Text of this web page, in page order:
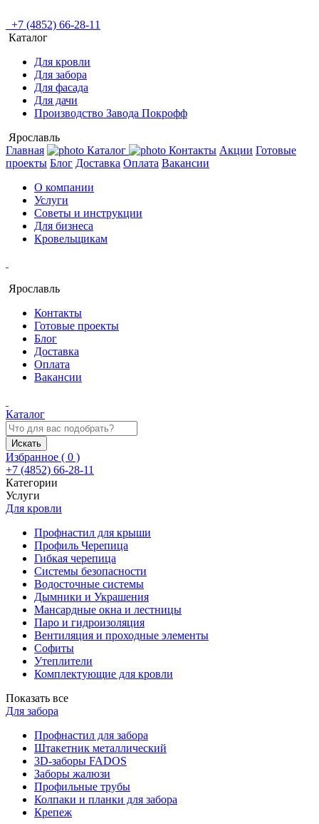
+7 (4852) 66-28-11
Каталог
Для кровли
Для забора
Для фасада
Для дачи
Производство Завода Покрофф
Ярославль
Главная
Каталог Контакты Акции Готовые
проекты Блог Доставка Оплата Вакансии
О компании
Услуги
Советы и инструкции
Для бизнеса
Кровельщикам
Ярославль
Контакты
Готовые проекты
Блог
Доставка
Оплата
Вакансии
Каталог
Искать
Избранное ( 0 )
+7 (4852) 66-28-11
Категории
Услуги
Для кровли
Профнастил для крыши
Профиль Черепица
Гибкая черепица
Системы безопасности
Водосточные системы
Дымники и Украшения
Мансардные окна и лестницы
Паро и гидроизоляция
Вентиляция и проходные элементы
Софиты
Утеплители
Комплектующие для кровли
Показать все
Для забора
Профнастил для забора
Штакетник металлический
3D-заборы FADOS
Заборы жалюзи
Профильные трубы
Колпаки и планки для забора
Крепеж